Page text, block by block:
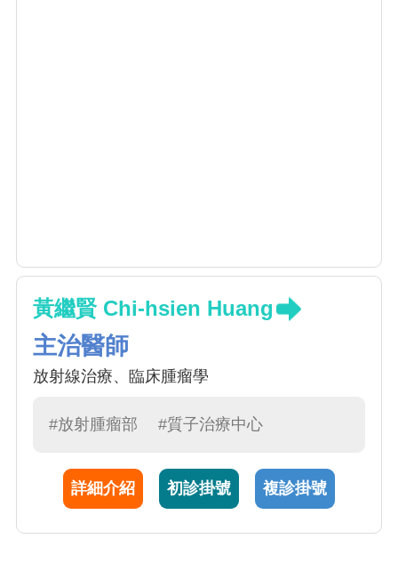
黃繼賢 Chi-hsien Huang
主治醫師
放射線治療、臨床腫瘤學
#放射腫瘤部 #質子治療中心
詳細介紹 初診掛號 複診掛號